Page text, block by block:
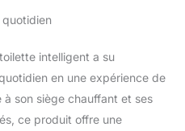
siège de
électrique avec
télécommande
niveaux, d'un
chaud à 3 niveaux,
après utilisation,
profiter d'une
expérience chaude
intelligent a su
en une expérience de
son siège chauffant et ses
ce produit offre une